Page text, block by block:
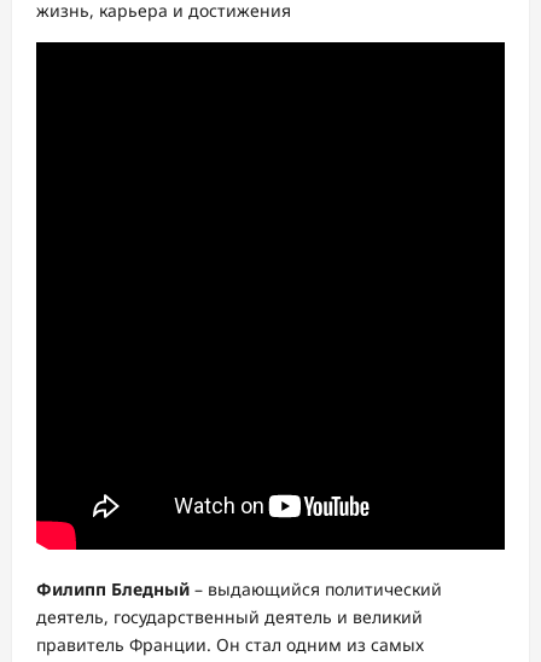
Филипп Бледный – выдающийся политический
деятель, государственный деятель и великий
правитель Франции. Он стал одним из самых